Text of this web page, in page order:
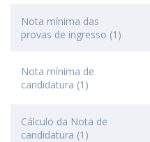
Nota mínima das
provas de ingresso (1)
Nota mínima de
candidatura (1)
Cálculo da Nota de
candidatura (1)